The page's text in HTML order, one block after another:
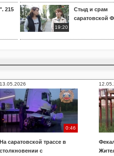
215
19:20
Стыд и срам
саратовской
13.05.2026
0:46
На саратовской трассе в
столкновении с